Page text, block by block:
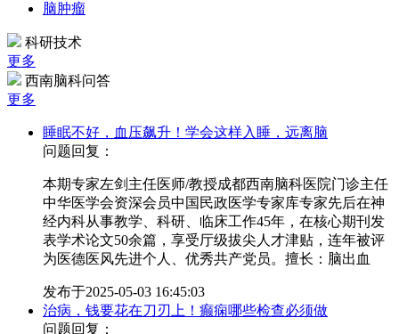
脑肿瘤
科研技术
更多
西南脑科问答
更多
睡眠不好，血压飙升！学会这样入睡，远离脑
问题回复：
本期专家左剑主任医师/教授成都西南脑科医院门诊主任
中华医学会资深会员中国民政医学专家库专家先后在神
经内科从事教学、科研、临床工作45年，在核心期刊发
表学术论文50余篇，享受厅级拔尖人才津贴，连年被评
为医德医风先进个人、优秀共产党员。擅长：脑出血
发布于2025-05-03 16:45:03
治病，钱要花在刀刃上！癫痫哪些检查必须做
问题回复：